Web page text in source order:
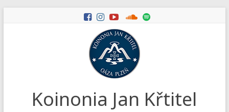
Koinonia Jan Křtitel